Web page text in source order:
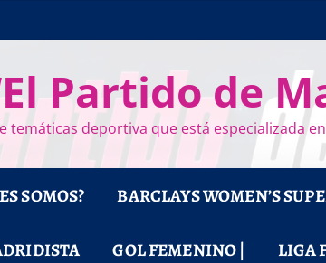
Partido de
temáticas deportiva que está especializada
SOMOS? BARCLAYS WOMEN’S
GOL FEMENINO | LIGA